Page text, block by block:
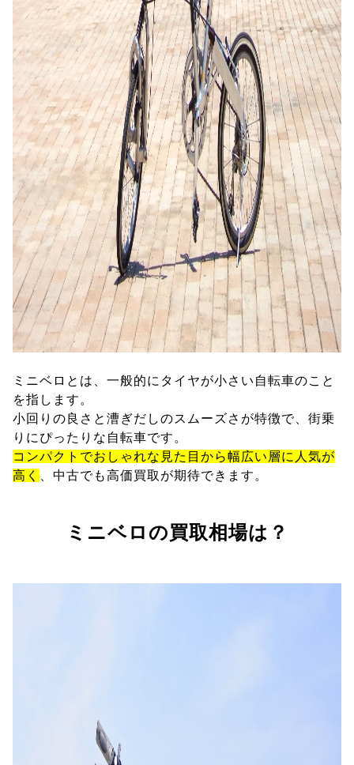
ミニベロとは、一般的にタイヤが小さい自転車のこと
を指します。
小回りの良さと漕ぎだしのスムーズさが特徴で、街乗
りにぴったりな自転車です。
コンパクトでおしゃれな見た目から幅広い層に人気が
高く
、中古でも高価買取が期待できます。
ミニベロの買取相場は？